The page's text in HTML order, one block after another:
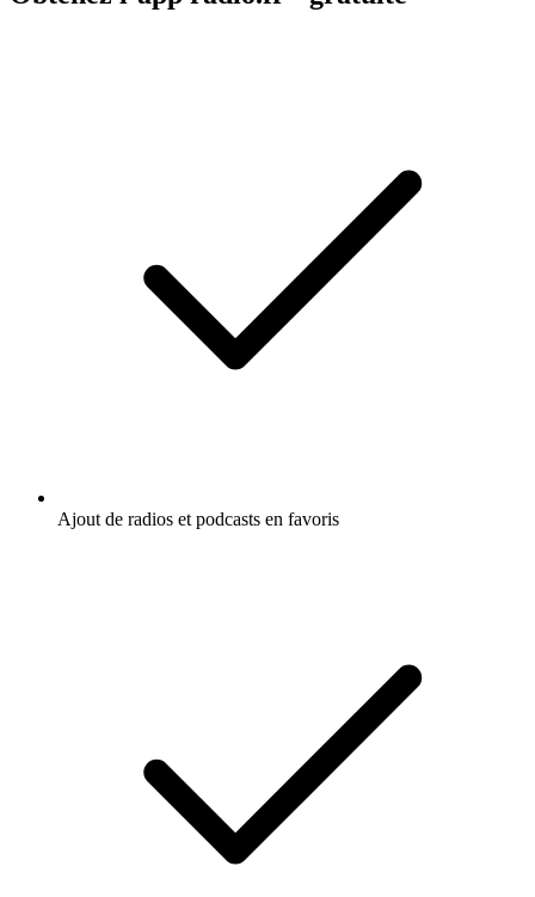
Ajout de radios et podcasts en favoris